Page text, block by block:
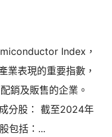
Index，
業表現的重要指數，
銷及販售的企業。
分股： 截至2024年
包括：...